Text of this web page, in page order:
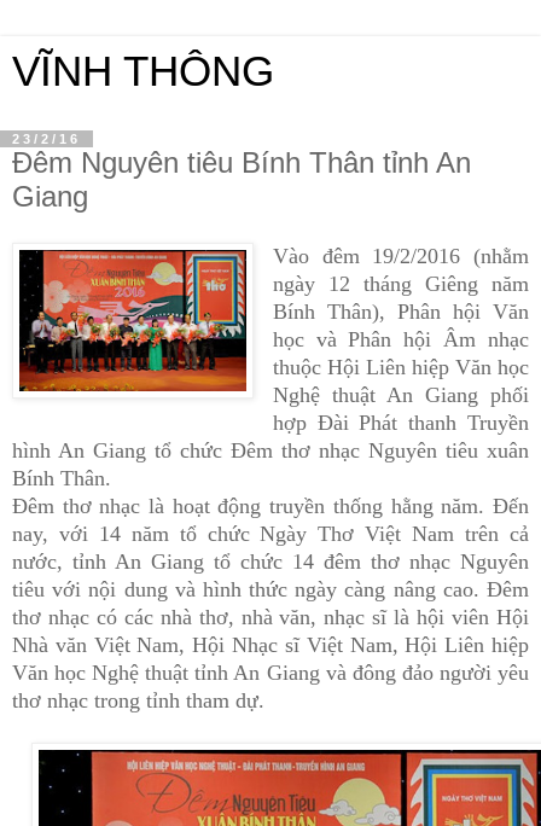
VĨNH THÔNG
23/2/16
Đêm Nguyên tiêu Bính Thân tỉnh An
Giang
Vào đêm 19/2/2016 (nhằm
ngày 12 tháng Giêng năm
Bính Thân), Phân hội Văn
học và Phân hội Âm nhạc
thuộc Hội Liên hiệp Văn học
Nghệ thuật An Giang phối
hợp Đài Phát thanh Truyền
hình An Giang tổ chức Đêm thơ nhạc Nguyên tiêu xuân
Bính Thân.
Đêm thơ nhạc là hoạt động truyền thống hằng năm. Đến
nay, với 14 năm tổ chức Ngày Thơ Việt Nam trên cả
nước, tỉnh An Giang tổ chức 14 đêm thơ nhạc Nguyên
tiêu với nội dung và hình thức ngày càng nâng cao. Đêm
thơ nhạc có các nhà thơ, nhà văn, nhạc sĩ là hội viên Hội
Nhà văn Việt Nam, Hội Nhạc sĩ Việt Nam, Hội Liên hiệp
Văn học Nghệ thuật tỉnh An Giang và đông đảo người yêu
thơ nhạc trong tỉnh tham dự.